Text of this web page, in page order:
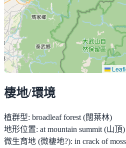
棲地/環境
植群型: broadleaf forest (闊葉林)
地形位置: at mountain summit (山頂)
微生育地 (微棲地?): in crack of